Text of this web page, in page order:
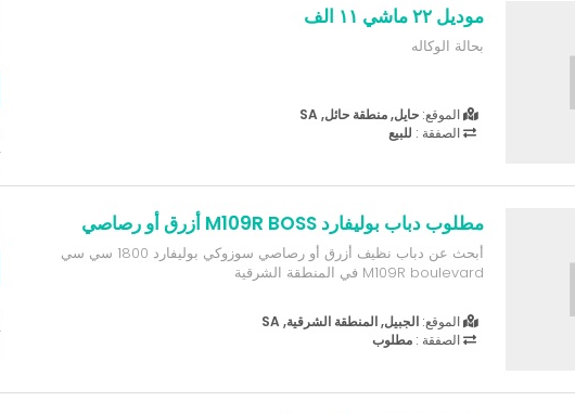
موديل ٢٢ ماشي ١١ الف
بحالة الوكاله
الموقع: حايل, منطقة حائل, SA
الصفقة : للبيع
مطلوب دباب بوليفارد M109R BOSS أزرق أو رصاصي
أبحث عن دباب نظيف أزرق أو رصاصي سوزوكي بوليفارد 1800 سي سي
M109R boulevard في المنطقة الشرقية
الموقع: الجبيل, المنطقة الشرقية, SA
الصفقة : مطلوب